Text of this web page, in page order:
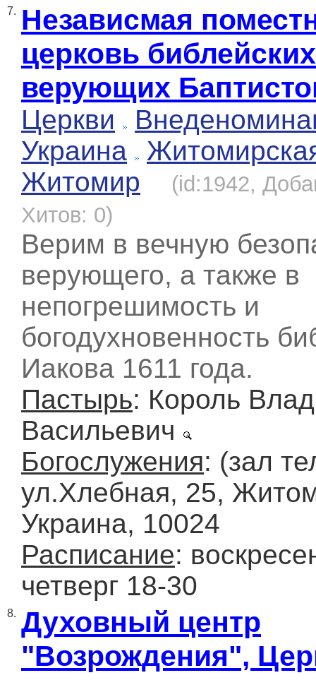
7. Независмая
церковь библейских
верующих
Церкви
Украина
Житомир
(id:1942,
Хитов: 0)
Верим в вечную
верующего, а также в
непогрешимость и
богодухновенность
Иакова 1611 года.
Пастырь: Король
Васильевич
Богослужения: (зал
ул.Хлебная, 25,
Украина, 10024
Расписание:
четверг 18-30
8. Духовный центр
"Возрождения",